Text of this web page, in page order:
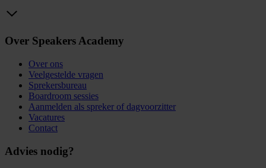
Over Speakers Academy
Over ons
Veelgestelde vragen
Sprekersbureau
Boardroom sessies
Aanmelden als spreker of dagvoorzitter
Vacatures
Contact
Advies nodig?